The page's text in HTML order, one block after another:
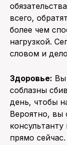
всего,
более чем
нагрузкой.
словом и
Здоровье: Вы
соблазны
день, чтобы
Вероятно, вы
прямо сейчас.